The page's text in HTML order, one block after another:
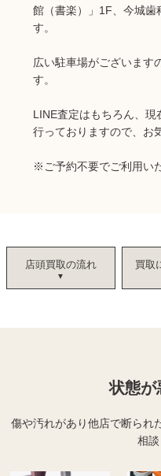
館（書楽）」1F、今城歯
す。
広い駐車場がございます
す。
LINE査定はもちろん、現
行っておりますので、お
※ご予約不要でご利用い
店頭買取の流れ 買取
状態が
傷や汚れがあり他店で断られ
相談